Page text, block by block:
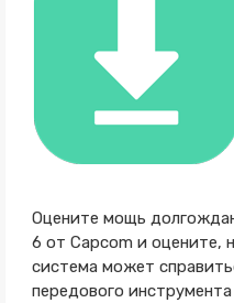
Оцените мощь
6 от Capcom и оцените,
система может
передового